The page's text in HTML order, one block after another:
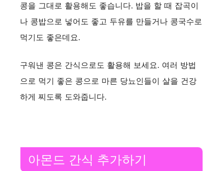
콩을 그대로 활용해도 좋습니다. 밥을 할 때 잡곡이
나 콩밥으로 넣어도 좋고 두유를 만들거나 콩국수로
먹기도 좋은데요.
구워낸 콩은 간식으로도 활용해 보세요. 여러 방법
으로 먹기 좋은 콩으로 마른 당뇨인들이 살을 건강
하게 찌도록 도와줍니다.
아몬드 간식 추가하기